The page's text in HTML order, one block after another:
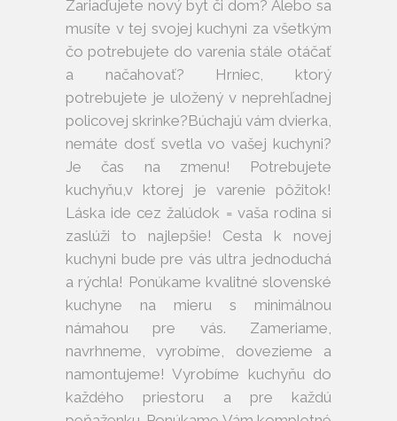
Zariaďujete nový byt či dom? Alebo sa
musíte v tej svojej kuchyni za všetkým
čo potrebujete do varenia stále otáčať
a načahovať? Hrniec, ktorý
potrebujete je uložený v neprehľadnej
policovej skrinke?Búchajú vám dvierka,
nemáte dosť svetla vo vašej kuchyni?
Je čas na zmenu! Potrebujete
kuchyňu,v ktorej je varenie pôžitok!
Láska ide cez žalúdok = vaša rodina si
zaslúži to najlepšie! Cesta k novej
kuchyni bude pre vás ultra jednoduchá
a rýchla! Ponúkame kvalitné slovenské
kuchyne na mieru s minimálnou
námahou pre vás. Zameriame,
navrhneme, vyrobíme, dovezieme a
namontujeme! Vyrobíme kuchyňu do
každého priestoru a pre každú